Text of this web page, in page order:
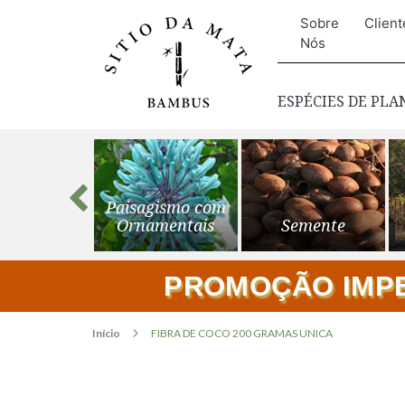
Sobre
Nós
ESPÉCIES DE
Paisagismo com
Ornamentais
Semente
PROMOÇÃO
Início FIBRA DE COCO 200 GRAMAS UNICA